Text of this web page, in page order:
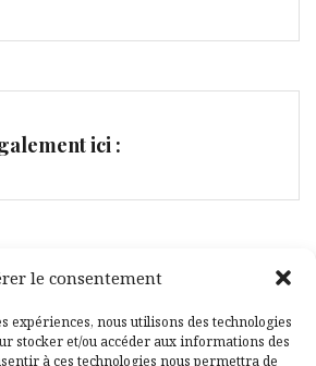
le consentement
expériences, nous utilisons des technologies
stocker et/ou accéder aux informations des
à ces technologies nous permettra de
ici :